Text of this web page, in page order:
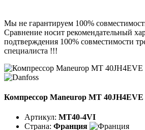
Мы не гарантируем 100%
Сравнение носит рекомендательный
подтверждения 100% совместимости
специалиста !!!
Компрессор Maneurop MT 40JH4EVE
Артикул: MT40-4VI
Страна: Франция